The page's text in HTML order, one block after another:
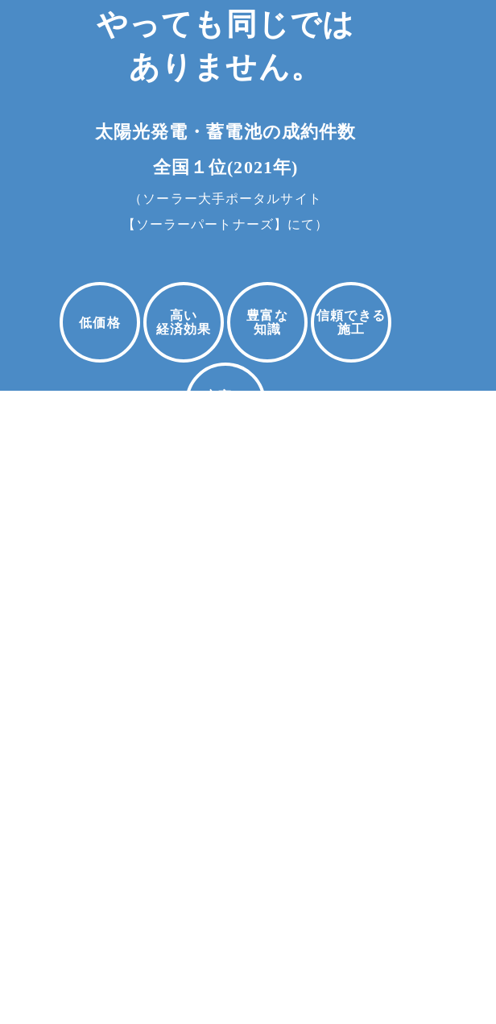
お問い合わせ
やっても 同じでは
ありません。
太陽光発電・蓄電池の成約件数
全国１位(2021年)
（ソーラー大手ポータルサイト
【ソーラーパートナーズ】にて）
低価格
高い
経済効果
豊富な
知識
信頼できる
施工
充実の